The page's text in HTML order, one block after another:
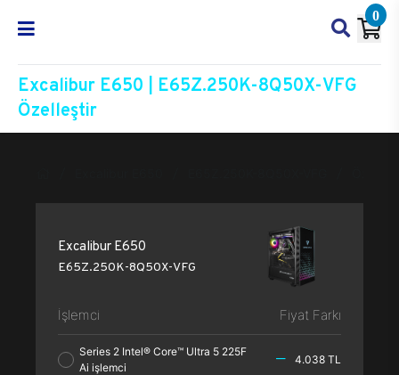
0
Excalibur E650 | E65Z.250K-8Q50X-VFG
Özelleştir
Excalibur E650
E65Z.250K-8Q50X-VFG
İşlemci Fiyat Farkı
Series 2 Intel® Core™ Ultra 5 225F
Ai işlemci
4.038 TL